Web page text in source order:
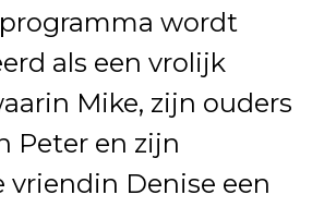
wordt
als een vrolijk
Mike, zijn ouders
Peter en zijn
Denise een